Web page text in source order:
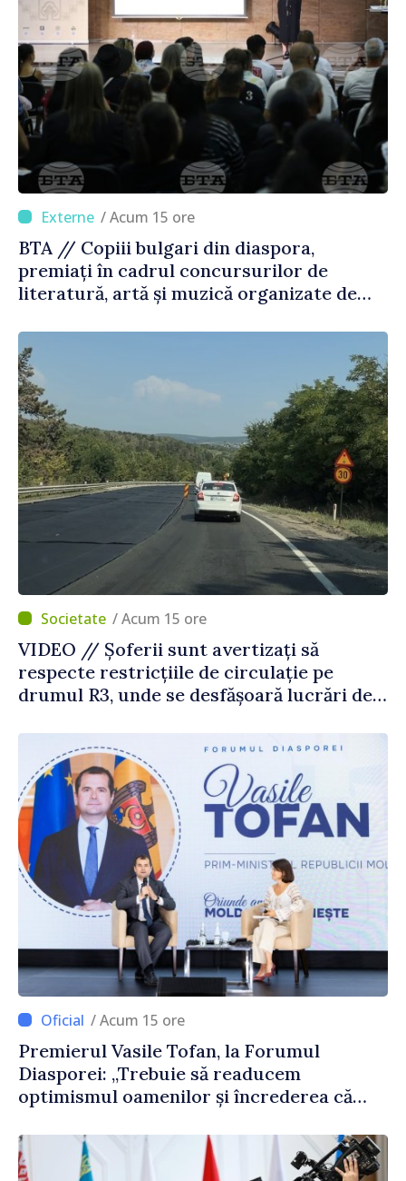
/ Acum 15 ore
BTA // Copiii bulgari din diaspora,
premiați în cadrul concursurilor de
literatură, artă și muzică organizate de
Străinătate
/ Acum 15 ore
VIDEO // Șoferii sunt avertizați să
respecte restricțiile de circulație pe
drumul R3, unde se desfășoară lucrări de
/ Acum 15 ore
Premierul Vasile Tofan, la Forumul
Diasporei: „Trebuie să readucem
optimismul oamenilor și încrederea că
corectă”